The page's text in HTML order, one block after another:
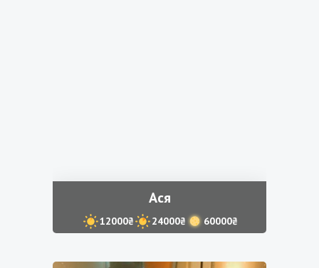
Ася
12000₴ 24000₴ 60000₴